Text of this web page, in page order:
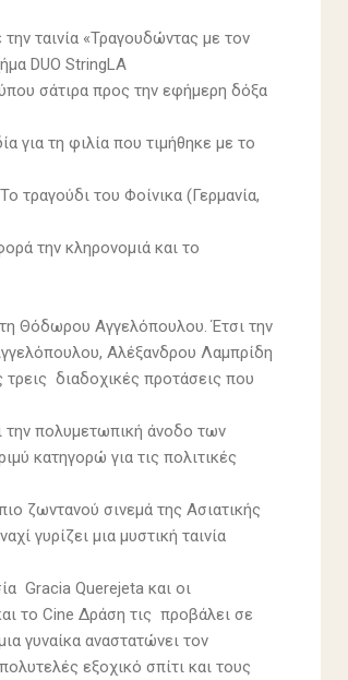
ταινία «Τραγουδώντας με τον
DUO StringLA
σάτιρα προς την εφήμερη δόξα
για τη φιλία που τιμήθηκε με το
τραγούδι του Φοίνικα (Γερμανία,
την κληρονομιά και το
Θόδωρου Αγγελόπουλου. Έτσι την
Αλέξανδρου Λαμπρίδη
τρεις διαδοχικές προτάσεις που
την πολυμετωπική άνοδο των
κατηγορώ για τις πολιτικές
ζωντανού σινεμά της Ασιατικής
γυρίζει μια μυστική ταινία
Gracia Querejeta και οι
το Cine Δράση τις προβάλει σε
γυναίκα αναστατώνει τον
εξοχικό σπίτι και τους